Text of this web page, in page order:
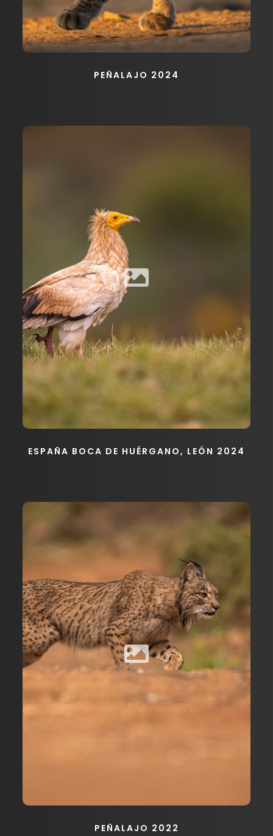
PEÑALAJO 2024
ESPAÑA BOCA DE HUÉRGANO, LEÓN 2024
PEÑALAJO 2022